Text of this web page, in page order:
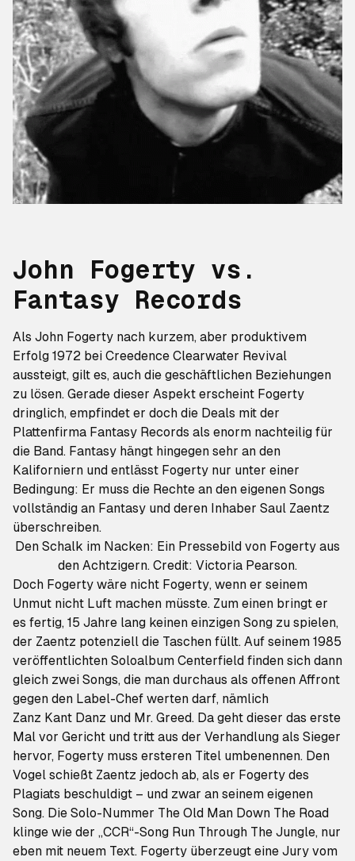
John Fogerty vs.
Fantasy Records
Als John Fogerty nach kurzem, aber produktivem
Erfolg 1972 bei Creedence Clearwater Revival
aussteigt, gilt es, auch die geschäftlichen Beziehungen
zu lösen. Gerade dieser Aspekt erscheint Fogerty
dringlich, empfindet er doch die Deals mit der
Plattenfirma Fantasy Records als enorm nachteilig für
die Band. Fantasy hängt hingegen sehr an den
Kaliforniern und entlässt Fogerty nur unter einer
Bedingung: Er muss die Rechte an den eigenen Songs
vollständig an Fantasy und deren Inhaber Saul Zaentz
überschreiben.
Den Schalk im Nacken: Ein Pressebild von Fogerty aus
den Achtzigern. Credit: Victoria Pearson.
Doch Fogerty wäre nicht Fogerty, wenn er seinem
Unmut nicht Luft machen müsste. Zum einen bringt er
es fertig, 15 Jahre lang keinen einzigen Song zu spielen,
der Zaentz potenziell die Taschen füllt. Auf seinem 1985
veröffentlichten Soloalbum Centerfield finden sich dann
gleich zwei Songs, die man durchaus als offenen Affront
gegen den Label-Chef werten darf, nämlich
Zanz Kant Danz und Mr. Greed. Da geht dieser das erste
Mal vor Gericht und tritt aus der Verhandlung als Sieger
hervor, Fogerty muss ersteren Titel umbenennen. Den
Vogel schießt Zaentz jedoch ab, als er Fogerty des
Plagiats beschuldigt – und zwar an seinem eigenen
Song. Die Solo-Nummer The Old Man Down The Road
klinge wie der „CCR“-Song Run Through The Jungle, nur
eben mit neuem Text. Fogerty überzeugt eine Jury vom